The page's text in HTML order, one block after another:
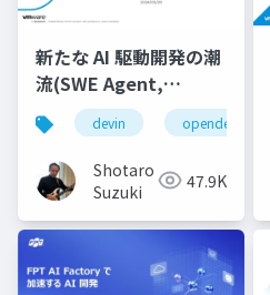
新たな AI 駆動開発の潮
流(SWE Agent,
AutoDev,Devin,
GitHub Copilot
Workspace等)
devin opendevin
Shotaro
Suzuki
47.9K